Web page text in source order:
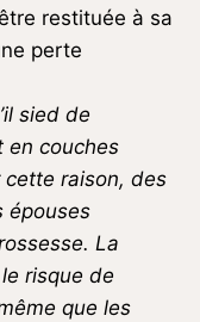
restituée à sa
perte
sied de
en couches
cette raison, des
épouses
La
risque de
que les